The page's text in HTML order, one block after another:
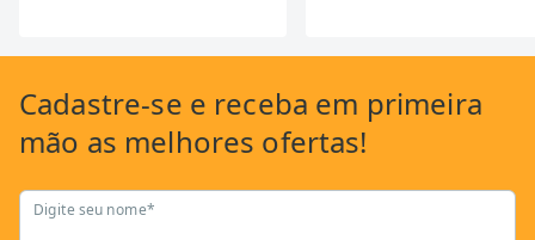
Cadastre-se e receba em primeira
mão as melhores ofertas!
Digite seu nome*